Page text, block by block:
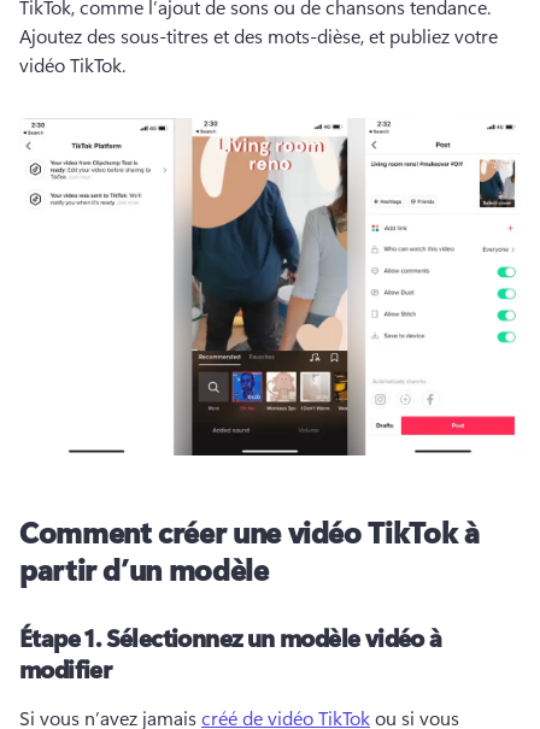
Ajoutez des sous-titres et des mots-dièse, et publiez votre
vidéo TikTok.
Comment créer une vidéo TikTok à
partir d’un modèle
Étape 1.Sélectionnez un modèle vidéo à
modifier
Si vous n’avez jamais créé de vidéo TikTok ou si vous